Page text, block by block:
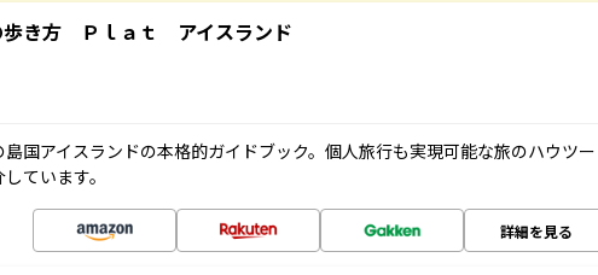
き方 Ｐｌａｔ アイスランド
国アイスランドの本格的ガイドブック。個人旅行も実現可能な旅のハウツー
ています。
詳細を見る